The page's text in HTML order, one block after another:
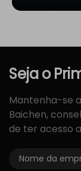
Sejao
Mantenha-se
Baichen,
de ter acesso